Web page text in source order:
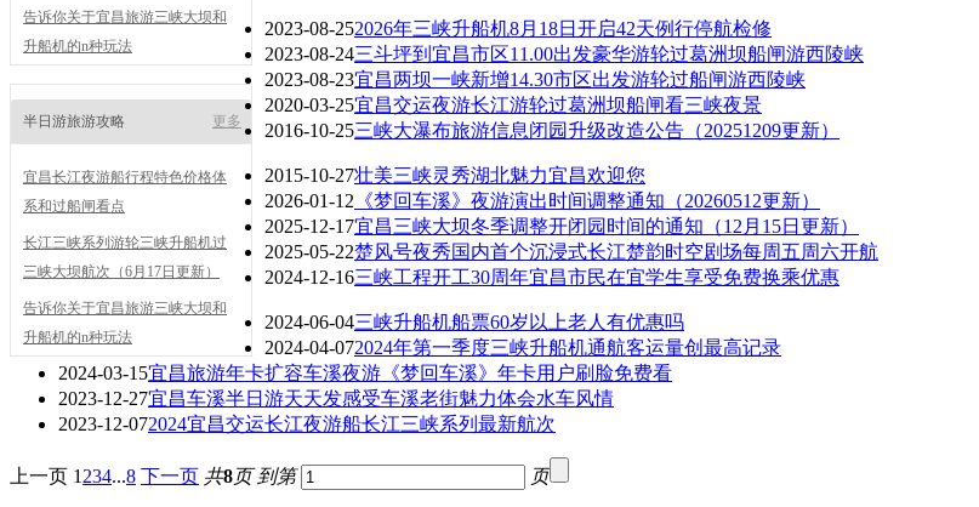
告诉你关于宜昌旅游三峡大坝和
升船机的n种玩法
半日游旅游攻略 更多
宜昌长江夜游船行程特色价格体
系和过船闸看点
长江三峡系列游轮三峡升船机过
三峡大坝航次（6月17日更新）
告诉你关于宜昌旅游三峡大坝和
升船机的n种玩法
2023-08-252026年三峡升船机8月18日开启42天例行停航检修
2023-08-24三斗坪到宜昌市区11.00出发豪华游轮过葛洲坝船闸游西陵峡
2023-08-23宜昌两坝一峡新增14.30市区出发游轮过船闸游西陵峡
2020-03-25宜昌交运夜游长江游轮过葛洲坝船闸看三峡夜景
2016-10-25三峡大瀑布旅游信息闭园升级改造公告（20251209更新）
2015-10-27壮美三峡灵秀湖北魅力宜昌欢迎您
2026-01-12 《梦回车溪》夜游演出时间调整通知（20260512更新）
2025-12-17宜昌三峡大坝冬季调整开闭园时间的通知（12月15日更新）
2025-05-22楚风号夜秀国内首个沉浸式长江楚韵时空剧场每周五周六开航
2024-12-16三峡工程开工30周年宜昌市民在宜学生享受免费换乘优惠
2024-06-04三峡升船机船票60岁以上老人有优惠吗
2024-04-072024年第一季度三峡升船机通航客运量创最高记录
2024-03-15宜昌旅游年卡扩容车溪夜游《梦回车溪》年卡用户刷脸免费看
2023-12-27宜昌车溪半日游天天发感受车溪老街魅力体会水车风情
2023-12-072024宜昌交运长江夜游船长江三峡系列最新航次
上一页 1 234...8 下一页 共8页 到第 页